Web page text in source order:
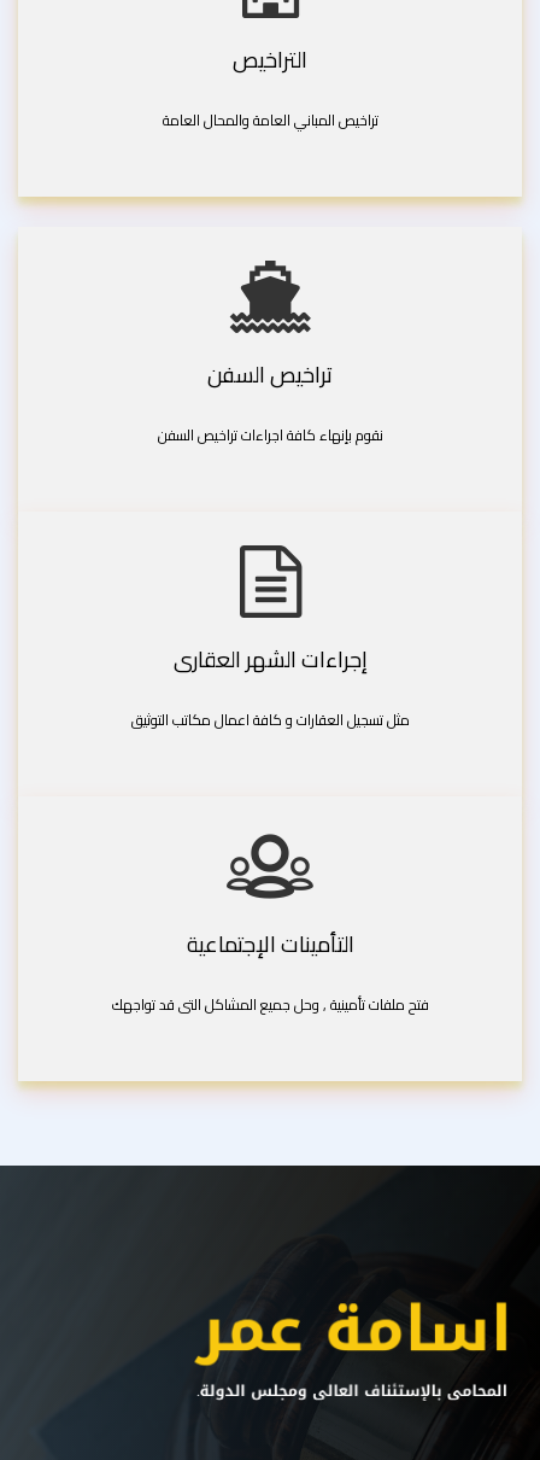
التراخيص
تراخيص المباني العامة والمحال العامة
تراخيص السفن
نقوم بإنهاء كافة اجراءات تراخيص السفن
إجراءات الشهر العقارى
مثل تسجيل العقارات و كافة اعمال مكاتب التوثيق
التأمينات الإجتماعية
فتح ملفات تأمينية , وحل جميع المشاكل التى قد تواجهك